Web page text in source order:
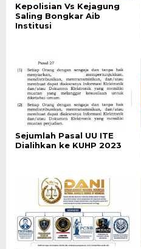
Kepolisian Vs Kejagung
Saling Bongkar Aib
Institusi
Sejumlah Pasal UU ITE
Dialihkan ke KUHP 2023